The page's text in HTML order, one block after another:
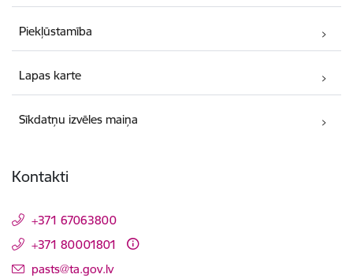
Piekļūstamība
Lapas karte
Sīkdatņu izvēles maiņa
Kontakti
+371 67063800
+371 80001801
E-pasts:
pasts@ta.gov.lv